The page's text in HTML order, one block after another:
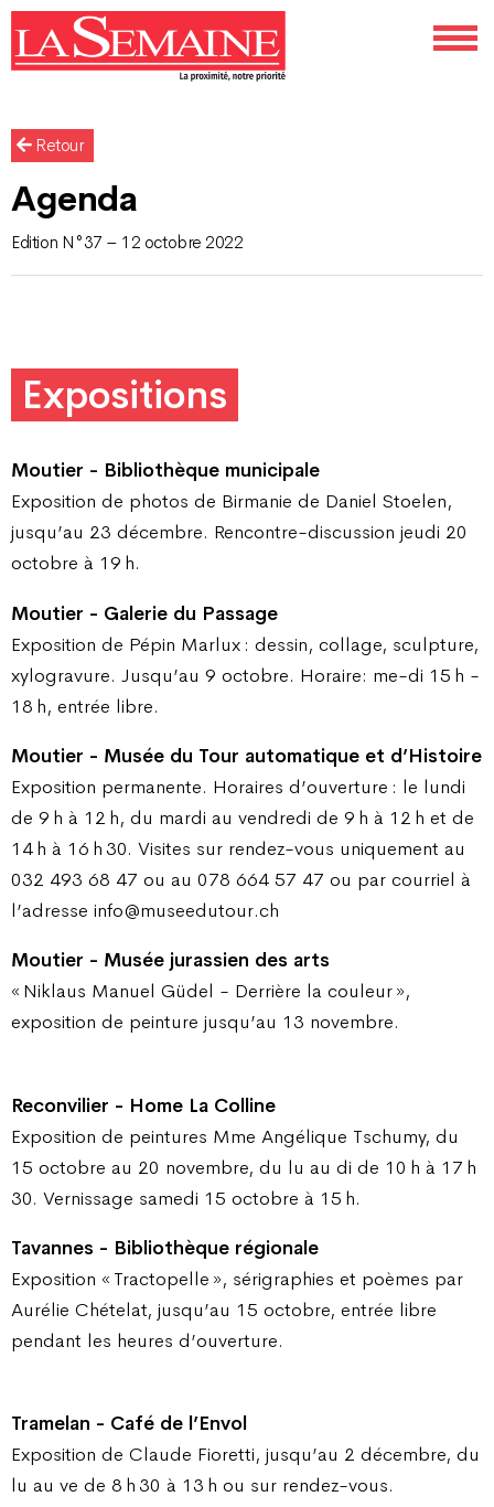
Retour
Agenda
Edition N°37 – 12 octobre 2022
Expositions
Moutier - Bibliothèque municipale
Exposition de photos de Birmanie de Daniel Stoelen,
jusqu’au 23 décembre. Rencontre-discussion jeudi 20
octobre à 19 h.
Moutier - Galerie du Passage
Exposition de Pépin Marlux : dessin, collage, sculpture,
xylogravure. Jusqu’au 9 octobre. Horaire: me-di 15 h -
18 h, entrée libre.
Moutier - Musée du Tour automatique et d’Histoire
Exposition permanente. Horaires d’ouverture : le lundi
de 9 h à 12 h, du mardi au vendredi de 9 h à 12 h et de
14 h à 16 h 30. Visites sur rendez-vous uniquement au
032 493 68 47 ou au 078 664 57 47 ou par courriel à
l’adresse info@museedutour.ch
Moutier - Musée jurassien des arts
« Niklaus Manuel Güdel - Derrière la couleur »,
exposition de peinture jusqu’au 13 novembre.
Reconvilier - Home La Colline
Exposition de peintures Mme Angélique Tschumy, du
15 octobre au 20 novembre, du lu au di de 10 h à 17 h
30. Vernissage samedi 15 octobre à 15 h.
Tavannes - Bibliothèque régionale
Exposition « Tractopelle », sérigraphies et poèmes par
Aurélie Chételat, jusqu’au 15 octobre, entrée libre
pendant les heures d’ouverture.
Tramelan - Café de l’Envol
Exposition de Claude Fioretti, jusqu’au 2 décembre, du
lu au ve de 8 h 30 à 13 h ou sur rendez-vous.